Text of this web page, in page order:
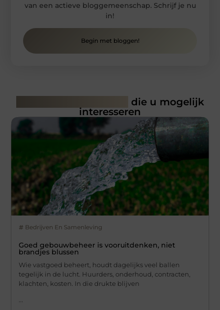
van een actieve bloggemeenschap. Schrijf je nu
in!
Begin met bloggen!
die u mogelijk
interesseren
Bedrijven En Samenleving
Goed gebouwbeheer is vooruitdenken, niet
brandjes blussen
Wie vastgoed beheert, houdt dagelijks veel ballen
tegelijk in de lucht. Huurders, onderhoud, contracten,
klachten, kosten. In die drukte blijven
...